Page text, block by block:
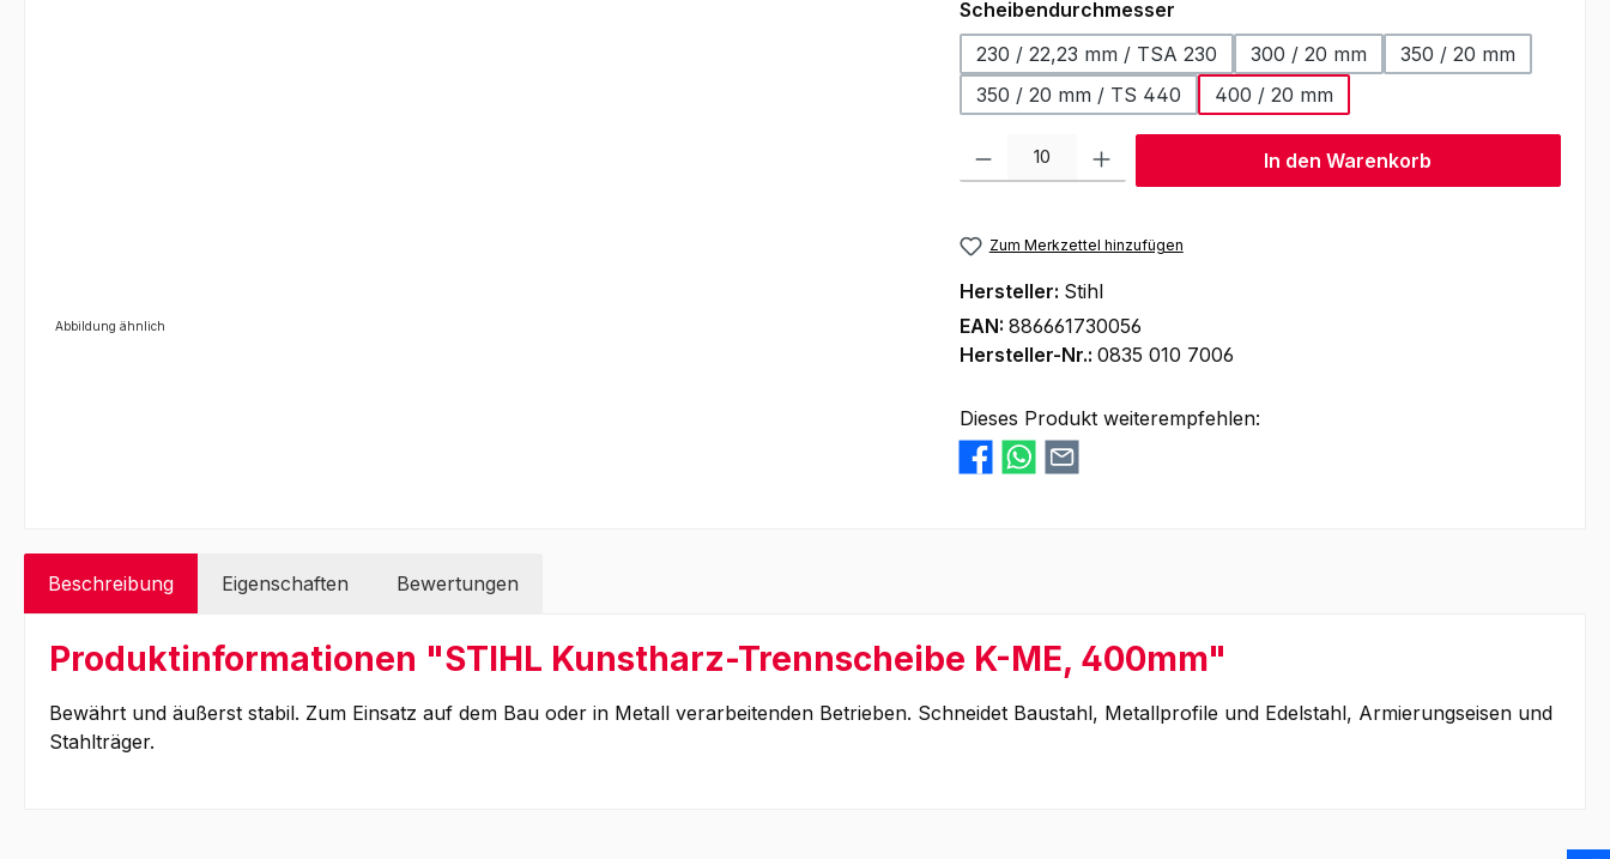
Abbildung ähnlich
Scheibendurchmesserauswählen
230 / 22,23 mm / TSA 230
300 / 20 mm
350 / 20 mm
350 / 20 mm / TS 440
400 / 20 mm
Produkt Anzahl: Gib den gewünschten Wert ein oder benutze die Schaltflächen
In den Warenkorb
Zum Merkzettel hinzufügen
Hersteller: Stihl
EAN: 886661730056
Hersteller-Nr.: 0835 010 7006
Dieses Produkt weiterempfehlen:
Beschreibung Eigenschaften Bewertungen
Produktinformationen "STIHL Kunstharz-Trennscheibe K-ME, 400mm"
Bewährt und äußerst stabil. Zum Einsatz auf dem Bau oder in Metall verarbeitenden Betrieben. Schneidet Baustahl, Metallprofile und Edelstahl, Armierungseisen und
Stahlträger.